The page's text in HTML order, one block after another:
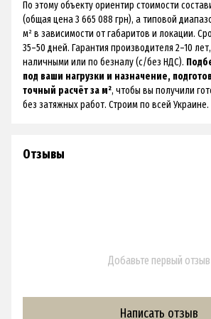
По этому объекту ориентир стоимости
(общая цена 3 665 088 грн), а типовой
м² в зависимости от габаритов и локации.
35–50 дней. Гарантия производителя 2–10
наличными или по безналу (с/без НДС).
под ваши нагрузки и назначение,
точный расчёт за м², чтобы вы получили
без затяжных работ. Строим по всей Украине.
Отзывы
Добавьте первый отзыв
Написать отзыв